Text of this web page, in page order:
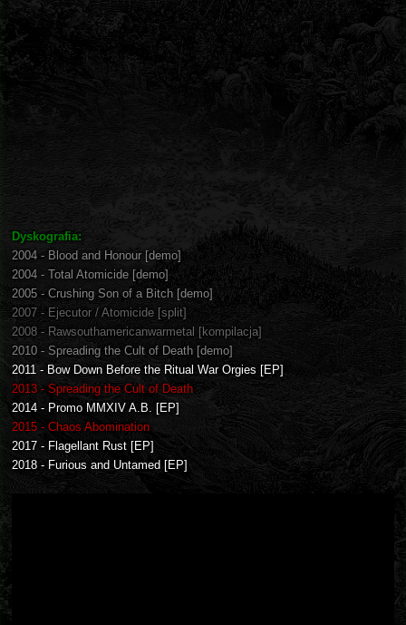
Dyskografia:
2004 - Blood and Honour [demo]
2004 - Total Atomicide [demo]
2005 - Crushing Son of a Bitch [demo]
2007 - Ejecutor / Atomicide [split]
2008 - Rawsouthamericanwarmetal [kompilacja]
2010 - Spreading the Cult of Death [demo]
2011 - Bow Down Before the Ritual War Orgies [EP]
2013 - Spreading the Cult of Death
2014 - Promo MMXIV A.B. [EP]
2015 - Chaos Abomination
2017 - Flagellant Rust [EP]
2018 - Furious and Untamed [EP]